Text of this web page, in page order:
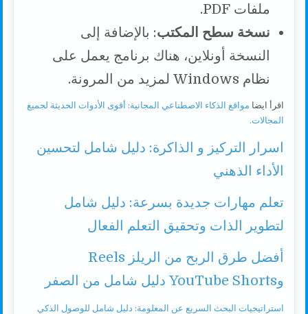
ملفات PDF.
نسخة سطح المكتب: بالإضافة إلى
النسخة أونلاين، هناك برنامج يعمل على
نظام Windows لمزيد من المرونة.
اقرأ ايضا مواقع الذكاء الاصطناعي المجانية: أقوى الأدوات الحديثة لجميع
المجالات.
اسرار التركيز و الذاكرة: دليل شامل لتحسين
الأداء الذهني
تعلم مهارات جديدة بسرعة: دليل شامل
لتطوير الذات وتحقيق التعلم الفعال
أفضل طرق الربح من الريلز Reels
وYouTube Shorts دليل شامل من الصفر
استراتيجيات البحث السريع عن المعلومة: دليل شامل للوصول الذكي